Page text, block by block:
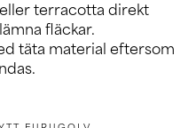
terracotta direkt
fläckar.
täta material eftersom